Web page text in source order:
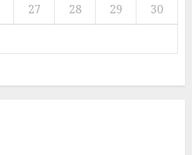
27 28 29
30